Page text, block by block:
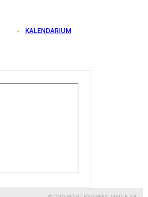
KALENDARIUM